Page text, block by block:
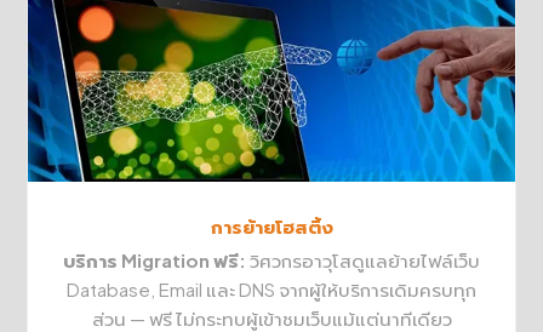
การย้ายโฮสติ้ง
บริการ Migration ฟรี: วิศวกรอาวุโสดูแลย้ายไฟล์เว็บ
Database, Email และ DNS จากผู้ให้บริการเดิมครบทุก
ส่วน — ฟรี ไม่กระทบผู้เข้าชมเว็บแม้แต่นาทีเดียว